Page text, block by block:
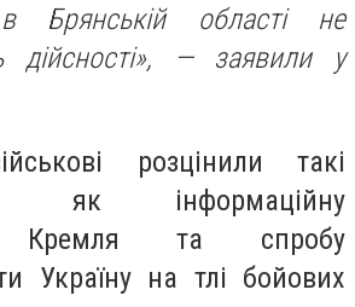
Брянській області не
дійсності», — заявили у
розцінили такі
як інформаційну
Кремля та спробу
Україну на тлі бойових